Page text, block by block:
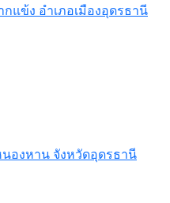
แข้ง อำเภอเมืองอุดรธานี
องหาน จังหวัดอุดรธานี